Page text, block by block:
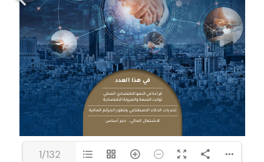
1/132